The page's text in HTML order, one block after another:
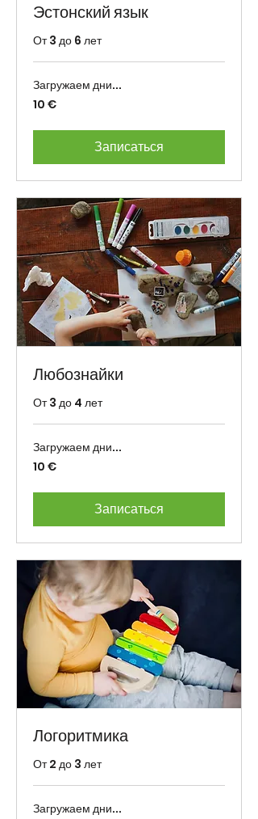
Эстонский язык
От 3 до 6 лет
Загружаем дни...
10
eurot
10 €
Записаться
Любознайки
От 3 до 4 лет
Загружаем дни...
10
eurot
10 €
Записаться
Логоритмика
От 2 до 3 лет
Загружаем дни...